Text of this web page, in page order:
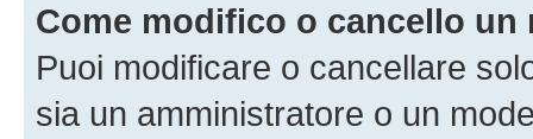
Come modifico o cancello un
Puoi modificare o cancellare
sia un amministratore o un